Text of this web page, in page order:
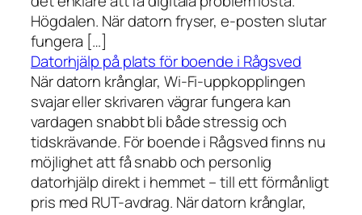
Högdalen. När datorn fryser, e-posten slutar
fungera […]
Datorhjälp på plats för boende i Rågsved
När datorn krånglar, Wi-Fi-uppkopplingen
svajar eller skrivaren vägrar fungera kan
vardagen snabbt bli både stressig och
tidskrävande. För boende i Rågsved finns nu
möjlighet att få snabb och personlig
datorhjälp direkt i hemmet – till ett förmånligt
pris med RUT-avdrag. När datorn krånglar,